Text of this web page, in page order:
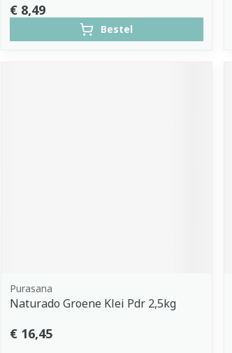
€ 8,49
Bestel
Purasana
Naturado Groene Klei Pdr 2,5kg
€ 16,45